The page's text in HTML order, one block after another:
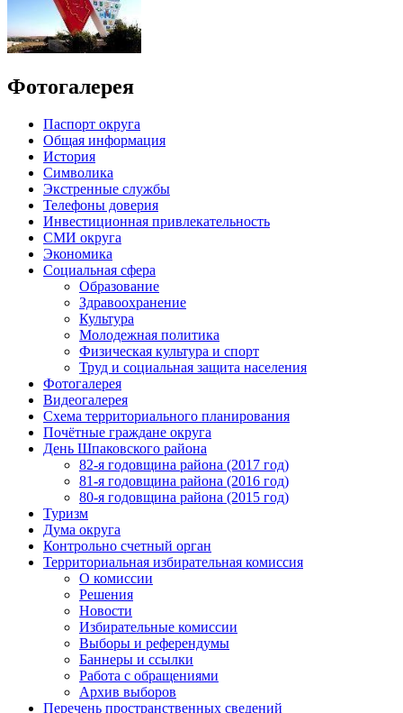
Фотогалерея
Паспорт округа
Общая информация
История
Символика
Экстренные службы
Телефоны доверия
Инвестиционная привлекательность
СМИ округа
Экономика
Социальная сфера
Образование
Здравоохранение
Культура
Молодежная политика
Физическая культура и спорт
Труд и социальная защита населения
Фотогалерея
Видеогалерея
Схема территориального планирования
Почётные граждане округа
День Шпаковского района
82-я годовщина района (2017 год)
81-я годовщина района (2016 год)
80-я годовщина района (2015 год)
Туризм
Дума округа
Контрольно счетный орган
Территориальная избирательная комиссия
О комиссии
Решения
Новости
Избирательные комиссии
Выборы и референдумы
Баннеры и ссылки
Работа с обращениями
Архив выборов
Перечень пространственных сведений